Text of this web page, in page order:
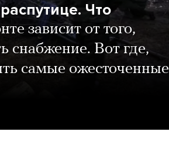
Что
зависит от того,
снабжение. Вот где,
самые ожесточенные